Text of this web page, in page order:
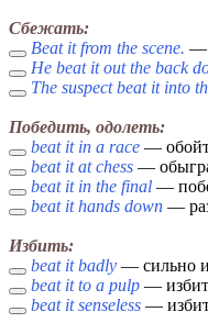
Сбежать:
Beat it from the scene. —
He beat it out the back
The suspect beat it into
Победить, одолеть:
beat it in a race —
beat it at chess —
beat it in the final —
beat it hands down —
Избить:
beat it badly — сильно
beat it to a pulp —
beat it senseless —